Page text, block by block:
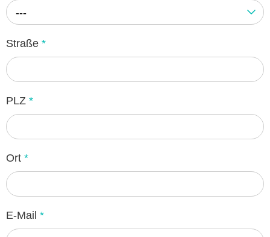
---
Straße *
PLZ *
Ort *
E-Mail *